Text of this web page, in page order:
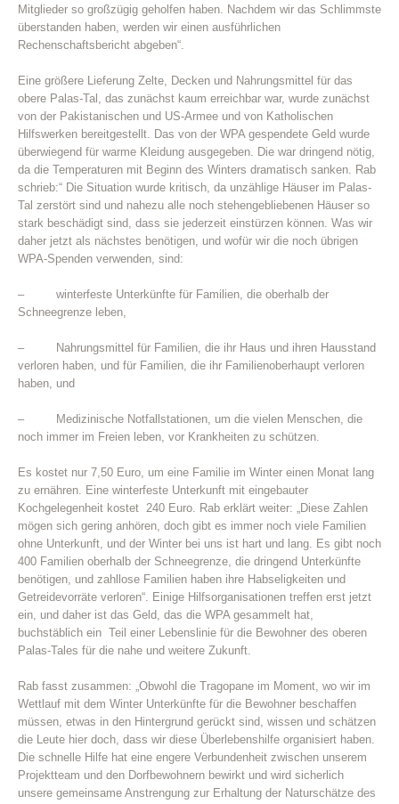
Mitglieder so großzügig geholfen haben. Nachdem wir das Schlimmste
überstanden haben, werden wir einen ausführlichen
Rechenschaftsbericht abgeben“.
Eine größere Lieferung Zelte, Decken und Nahrungsmittel für das
obere Palas-Tal, das zunächst kaum erreichbar war, wurde zunächst
von der Pakistanischen und US-Armee und von Katholischen
Hilfswerken bereitgestellt. Das von der WPA gespendete Geld wurde
überwiegend für warme Kleidung ausgegeben. Die war dringend nötig,
da die Temperaturen mit Beginn des Winters dramatisch sanken. Rab
schrieb:“ Die Situation wurde kritisch, da unzählige Häuser im Palas-
Tal zerstört sind und nahezu alle noch stehengebliebenen Häuser so
stark beschädigt sind, dass sie jederzeit einstürzen können. Was wir
daher jetzt als nächstes benötigen, und wofür wir die noch übrigen
WPA-Spenden verwenden, sind:
– winterfeste Unterkünfte für Familien, die oberhalb der
Schneegrenze leben,
– Nahrungsmittel für Familien, die ihr Haus und ihren Hausstand
verloren haben, und für Familien, die ihr Familienoberhaupt verloren
haben, und
– Medizinische Notfallstationen, um die vielen Menschen, die
noch immer im Freien leben, vor Krankheiten zu schützen.
Es kostet nur 7,50 Euro, um eine Familie im Winter einen Monat lang
zu ernähren. Eine winterfeste Unterkunft mit eingebauter
Kochgelegenheit kostet 240 Euro. Rab erklärt weiter: „Diese Zahlen
mögen sich gering anhören, doch gibt es immer noch viele Familien
ohne Unterkunft, und der Winter bei uns ist hart und lang. Es gibt noch
400 Familien oberhalb der Schneegrenze, die dringend Unterkünfte
benötigen, und zahllose Familien haben ihre Habseligkeiten und
Getreidevorräte verloren“. Einige Hilfsorganisationen treffen erst jetzt
ein, und daher ist das Geld, das die WPA gesammelt hat,
buchstäblich ein Teil einer Lebenslinie für die Bewohner des oberen
Palas-Tales für die nahe und weitere Zukunft.
Rab fasst zusammen: „Obwohl die Tragopane im Moment, wo wir im
Wettlauf mit dem Winter Unterkünfte für die Bewohner beschaffen
müssen, etwas in den Hintergrund gerückt sind, wissen und schätzen
die Leute hier doch, dass wir diese Überlebenshilfe organisiert haben.
Die schnelle Hilfe hat eine engere Verbundenheit zwischen unserem
Projektteam und den Dorfbewohnern bewirkt und wird sicherlich
unsere gemeinsame Anstrengung zur Erhaltung der Naturschätze des